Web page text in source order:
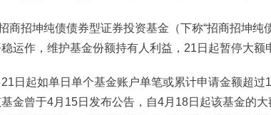
商招坤纯债债券型证券投资基金（下称“招商招坤纯
运作，维护基金份额持有人利益，21日起暂停大额
日起如单日单个基金账户单笔或累计申请金额超过
金曾于4月15日发布公告，自4月18日起该基金的